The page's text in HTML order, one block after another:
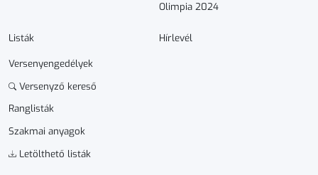
Olimpia 2024
Listák
Versenyengedélyek
Versenyző kereső
Ranglisták
Szakmai anyagok
Letölthető listák
Hírlevél